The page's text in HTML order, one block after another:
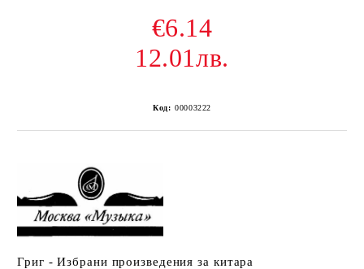
€6.14
12.01лв.
Код: 00003222
Григ - Избрани произведения за китара